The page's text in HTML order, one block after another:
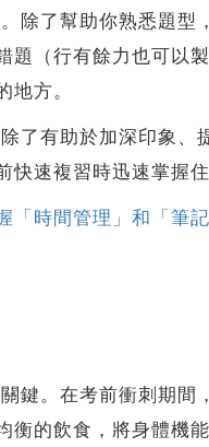
除了幫助你熟悉題型
題（行有餘力也可以
方。
了有助於加深印象、
速複習時迅速掌握住
「時間管理」和「筆
。在考前衝刺期間
衡的飲食，將身體機